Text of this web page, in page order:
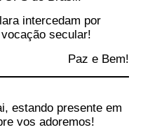
intercedam por
secular!
Paz e Bem!
estando presente em
vos adoremos!